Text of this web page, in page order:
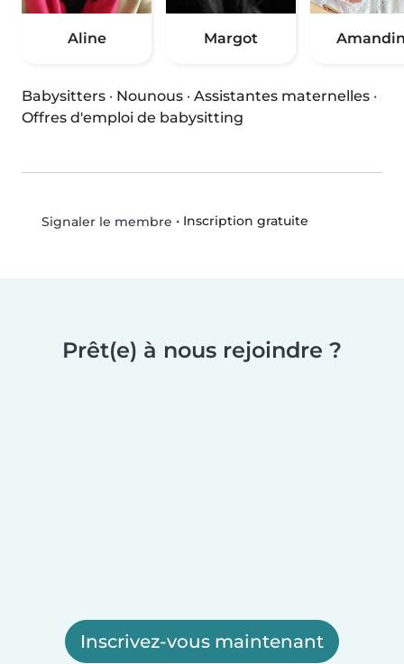
Aline Margot
Babysitters · Nounous · Assistantes maternelles ·
Offres d'emploi de babysitting
Signaler le membre • Inscription gratuite
Prêt(e) à nous rejoindre ?
Inscrivez-vous maintenant